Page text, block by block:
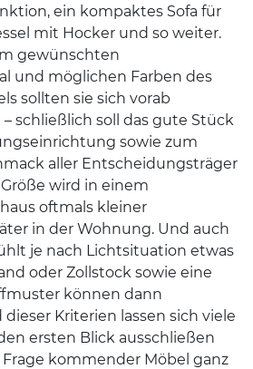
ein kompaktes Sofa für
mit Hocker und so weiter.
gewünschten
und möglichen Farben des
sollten sie sich vorab
schließlich soll das gute Stück
sowie zum
aller Entscheidungsträger
wird in einem
oftmals kleiner
in der Wohnung. Und auch
je nach Lichtsituation etwas
oder Zollstock sowie eine
können dann
dieser Kriterien lassen sich viele
ersten Blick ausschließen
kommender Möbel ganz